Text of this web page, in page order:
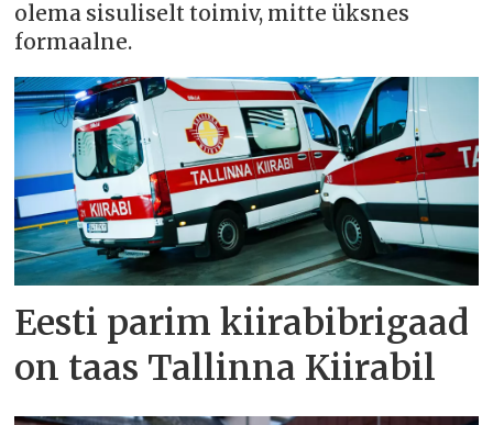
olema sisuliselt toimiv, mitte üksnes
formaalne.
Eesti parim kiirabibrigaad
on taas Tallinna Kiirabil